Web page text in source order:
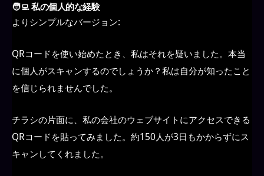
🧑‍💻 私の個人的な経験
よりシンプルなバージョン:
QRコードを使い始めたとき、私はそれを疑いました。本当
に個人がスキャンするのでしょうか？私は自分が知ったこと
を信じられませんでした。
チラシの片面に、私の会社のウェブサイトにアクセスできる
QRコードを貼ってみました。約150人が3日もかからずにス
キャンしてくれました。